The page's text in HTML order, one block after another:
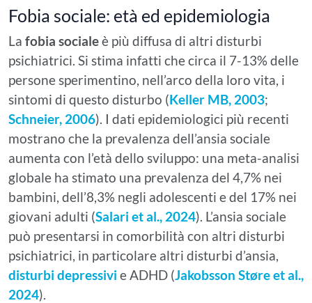
Fobia sociale: età ed epidemiologia
La fobia socialeè più diffusa di altri disturbi
psichiatrici. Si stima infatti che circa il 7-13% delle
persone sperimentino, nell’arco della loro vita, i
sintomi di questo disturbo (Keller MB, 2003;
Schneier, 2006). I dati epidemiologici più recenti
mostrano che la prevalenza dell’ansia sociale
aumenta con l’età dello sviluppo: una meta-analisi
globale ha stimato una prevalenza del 4,7% nei
bambini, dell’8,3% negli adolescenti e del 17% nei
giovani adulti (Salari et al., 2024). L’ansia sociale
può presentarsi in comorbilità con altri disturbi
psichiatrici, in particolare altri disturbi d’ansia,
disturbi depressivi e ADHD (Jakobsson Støre et al.,
2024).